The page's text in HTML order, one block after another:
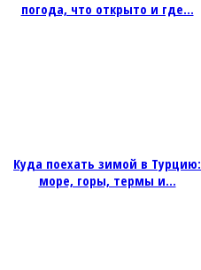
погода, что открыто и где...
Куда поехать зимой в Турцию:
море, горы, термы и...